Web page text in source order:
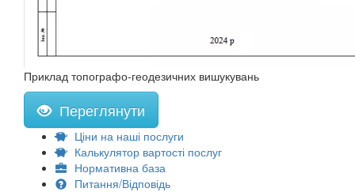
Приклад топографо-геодезичних вишукувань
Переглянути
Ціни на наші послуги
Калькулятор вартості послуг
Нормативна база
Питання/Відповідь